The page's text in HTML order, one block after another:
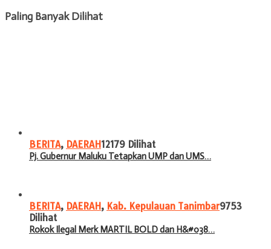
Paling Banyak Dilihat
BERITA, DAERAH 12179 Dilihat
Pj. Gubernur Maluku Tetapkan UMP dan UMS…
BERITA, DAERAH , Kab. Kepulauan Tanimbar9753
Dilihat
Rokok Ilegal Merk MARTIL BOLD dan H&#038…